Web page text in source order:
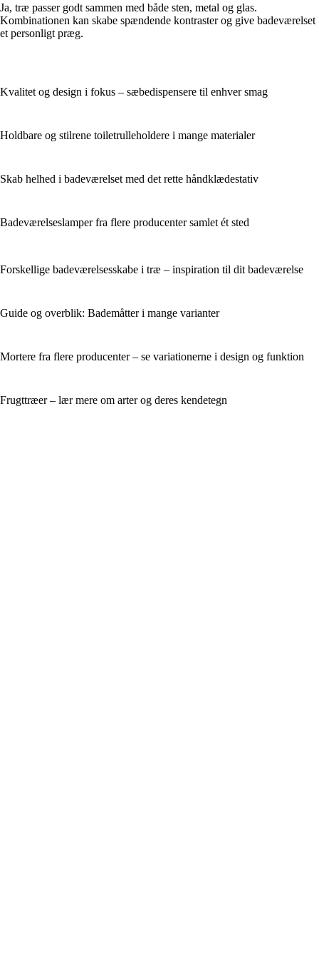
Ja, træ passer godt sammen med både sten, metal og glas.
Kombinationen kan skabe spændende kontraster og give badeværelset
et personligt præg.
Kvalitet og design i fokus – sæbedispensere til enhver smag
Holdbare og stilrene toiletrulleholdere i mange materialer
Skab helhed i badeværelset med det rette håndklædestativ
Badeværelseslamper fra flere producenter samlet ét sted
Forskellige badeværelsesskabe i træ – inspiration til dit badeværelse
Guide og overblik: Bademåtter i mange varianter
Mortere fra flere producenter – se variationerne i design og funktion
Frugttræer – lær mere om arter og deres kendetegn